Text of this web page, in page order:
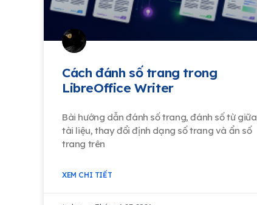
Cách đánh số trang trong
LibreOffice Writer
Bài hướng dẫn đánh số trang, đánh số từ giữa
tài liệu, thay đổi định dạng số trang và ẩn số
trang trên
XEM CHI TIẾT